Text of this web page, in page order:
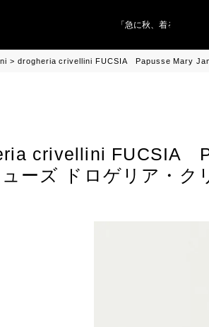
「急に秋、着るものがない
drogheria crivellini FUCSIA Papusse Mary
crivellini FUCSIA
ーズ ドロゲリア・ク